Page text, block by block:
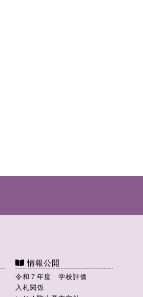
情報公開
令和７年度 学校評価
入札関係